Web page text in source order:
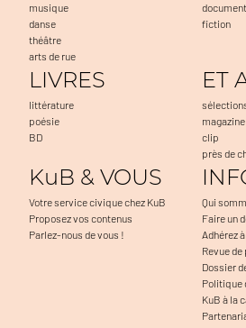
musique
danse
théâtre
arts de rue
fiction
LIVRES
littérature
poésie
BD
ET
clip
près de
KuB & VOUS
Votre service civique chez KuB
Proposez vos contenus
Parlez-nous de vous !
Qui
Faire un
Adhérez
Revue
Dossier
Politique
KuB à la